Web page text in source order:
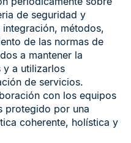
de seguridad y
métodos,
de las normas de
a mantener la
y a utilizarlos
de servicios.
con los equipos
protegido por una
coherente, holística y